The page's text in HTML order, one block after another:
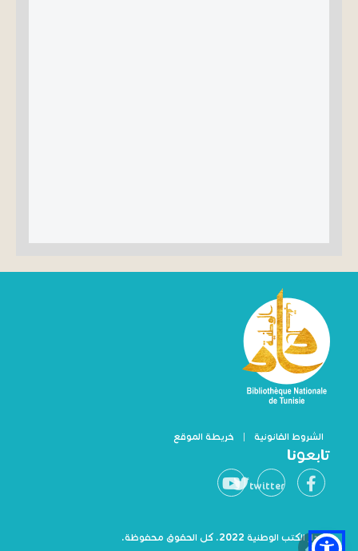
الشروط القانونية | خريطة الموقع
تابعونا
twitter
© دار الكتب الوطنية 2022. كل الحقوق محفوظة.